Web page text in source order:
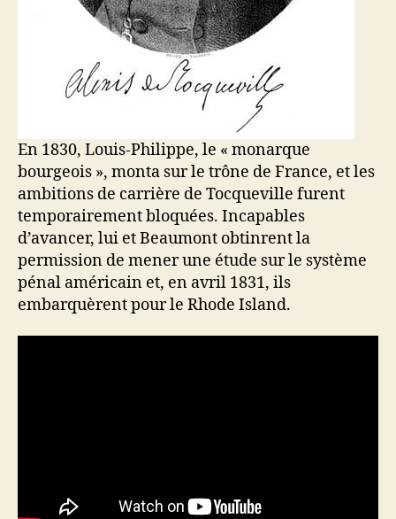
En 1830, Louis-Philippe, le « monarque
bourgeois », monta sur le trône de France, et les
ambitions de carrière de Tocqueville furent
temporairement bloquées. Incapables
d’avancer, lui et Beaumont obtinrent la
permission de mener une étude sur le système
pénal américain et, en avril 1831, ils
embarquèrent pour le Rhode Island.